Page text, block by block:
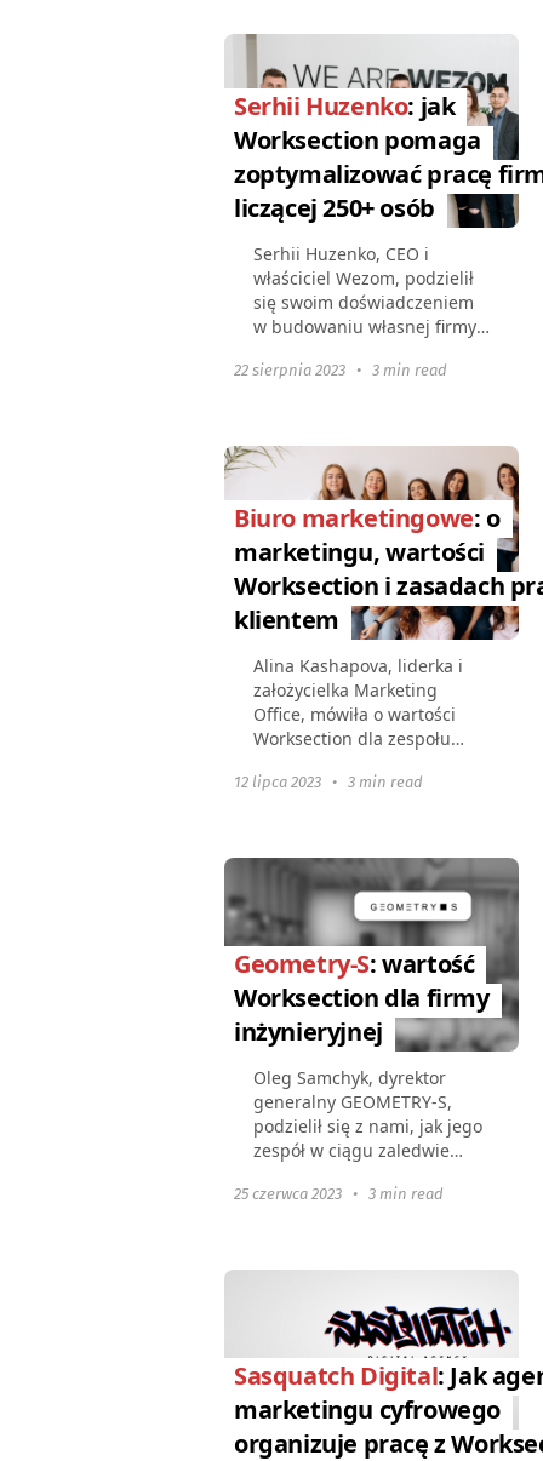
zespołami...
Serhii Huzenko: jak
Worksection pomaga
zoptymalizować pracę
liczącej 250+ osób
Serhii Huzenko, CEO i
właściciel Wezom, podzielił
się swoim doświadczeniem
w budowaniu własnej firmy
wojennych, spostrzeżeniami
oraz...
22 sierpnia 2023 • 3 min read
Biuro marketingowe: o
marketingu, wartości
Worksection i zasadach
klientem
Alina Kashapova, liderka i
założycielka Marketing
Office, mówiła o wartości
Worksection dla zespołu
współpracy z klientami i
O firmie...
12 lipca 2023 • 3 min read
Geometry-S: wartość
Worksection dla firmy
inżynieryjnej
Oleg Samchyk, dyrektor
generalny GEOMETRY-S,
podzielił się z nami, jak jego
zespół w ciągu zaledwie
do Worksection, jakie główne
25 czerwca 2023 • 3 min read
Sasquatch Digital: Jak
marketingu cyfrowego
organizuje pracę z